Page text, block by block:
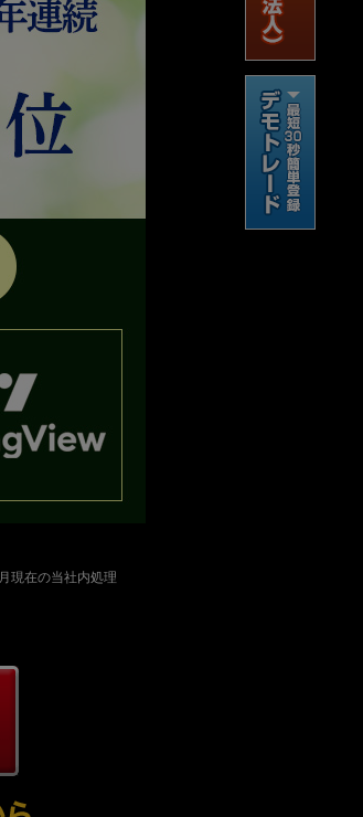
現在の当社内処理